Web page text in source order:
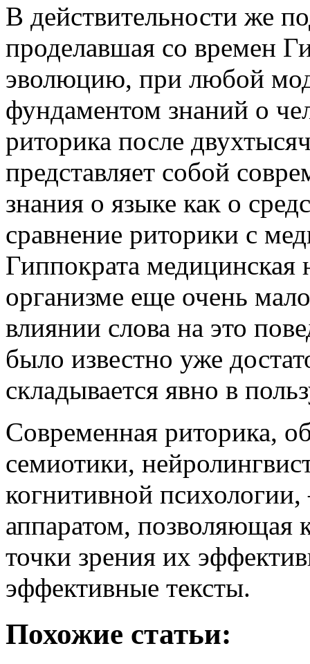
В действительности же
проделавшая со времен
эволюцию, при любой
фундаментом знаний о
риторика после
представляет собой
знания о языке как о
сравнение риторики с
Гиппократа медицинская
организме еще очень
влиянии слова на это
было известно уже
складывается явно в
Современная риторика,
семиотики,
когнитивной
аппаратом, позволяющая
точки зрения их
эффективные тексты.
Похожие статьи: